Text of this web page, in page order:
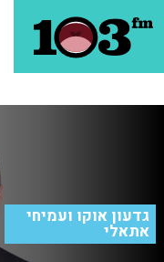
גדעון אוקו ועמיחי
אתאלי